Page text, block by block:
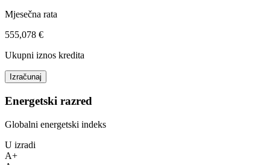
Mjesečna rata
555,078 €
Ukupni iznos kredita
Izračunaj
Energetski razred
Globalni energetski indeks
U izradi
A+